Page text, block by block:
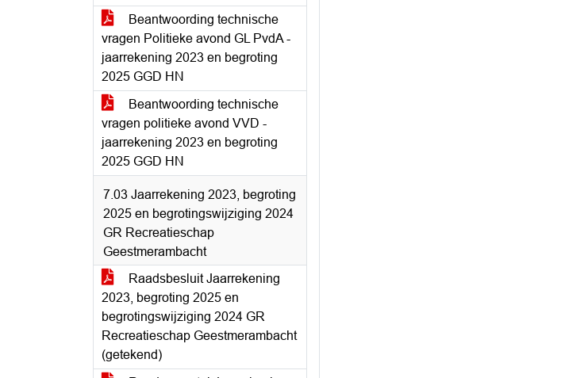
Beantwoording technische
vragen Politieke avond GL PvdA -
jaarrekening 2023 en begroting
2025 GGD HN
Beantwoording technische
vragen politieke avond VVD -
jaarrekening 2023 en begroting
2025 GGD HN
7.03 Jaarrekening 2023, begroting
2025 en begrotingswijziging 2024
GR Recreatieschap
Geestmerambacht
Raadsbesluit Jaarrekening
2023, begroting 2025 en
begrotingswijziging 2024 GR
Recreatieschap Geestmerambacht
(getekend)